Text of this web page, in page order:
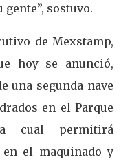
gente”, sostuvo.
de Mexstamp,
hoy se anunció,
una segunda nave
en el Parque
cual permitirá
el maquinado y